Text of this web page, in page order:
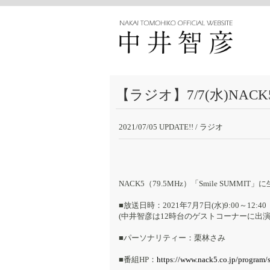
【ラジオ】7/7(水
2021/07/05 UPDATE!! / ラジオ
NACK5（79.5MHz）「Smile SUMMIT」に
■放送日時：2021年7月7日(水)9:00～12:40
(中井智彦は12時台のゲストコーナーに出
■パーソナリティー：栗林さみ
■番組HP： https://www.nack5.co.jp/